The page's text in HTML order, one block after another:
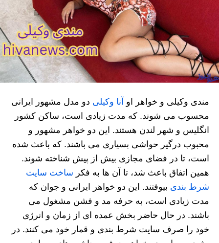
مندی وکیلی و خواهر او آنا وکیلی دو مدل مشهور ایرانی
محسوب می شوند. که مدت زیادی است، ساکن کشور
انگلیس و شهر لندن هستند. این دو خواهر مشهور و
محبوب درگیر حواشی بسیاری می باشند. که باعث شده
است، تا در فضای مجازی بیش از پیش شناخته شوند.
همین اتفاق باعث شد، تا آن ها به فکر ساخت سایت
شرط بندی بیوفتند. این دو خواهر ایرانی و جوان که
مدت زیادی است، به حرفه مد و فشن مشغول می
باشند. در حال حاضر بخش عمده ای از زمان و انرژی
خود را صرف سایت شرط بندی و قمار خود می کنند. در